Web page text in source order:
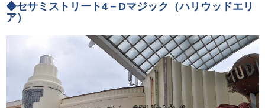
◆セサミストリート4－Dマジック（ハリウッドエリ
ア）